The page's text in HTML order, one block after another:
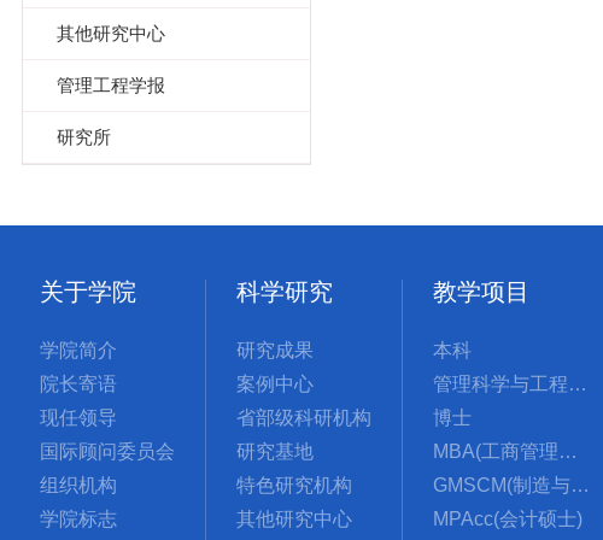
其他研究中心
管理工程学报
研究所
关于学院
学院简介
院长寄语
现任领导
国际顾问委员会
组织机构
学院标志
科学研究
研究成果
案例中心
省部级科研机构
研究基地
特色研究机构
其他研究中心
教学项目
本科
管理科学与工程国际硕士
博士
MBA(工商管理硕士)
GMSCM(制造与供应链管理硕士)
MPAcc(会计硕士)